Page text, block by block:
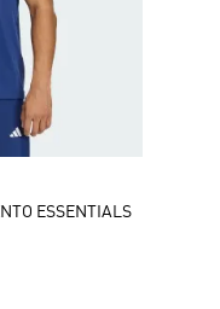
ESSENTIALS